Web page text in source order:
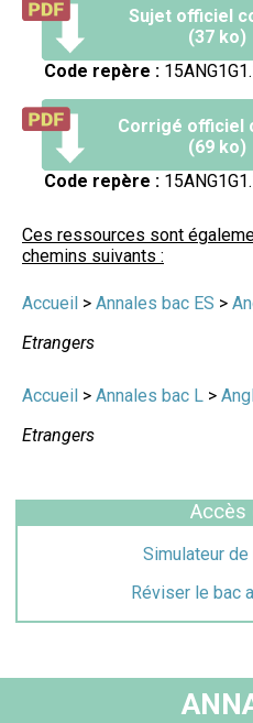
Sujet officiel
(37 ko)
Code repère :
Corrigé officiel
(69 ko)
Code repère :
Ces ressources sont
chemins suivants :
Accueil > Annales bac ES >
Etrangers
Accueil > Annales bac L >
Etrangers
Accès
Simulateur
Réviser le bac